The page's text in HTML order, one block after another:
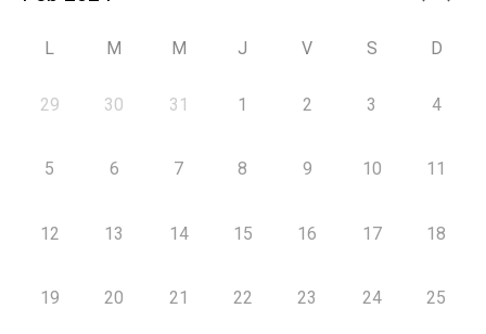
L M M J V S D
29 30 31 1 2 3 4
5 6 7 8 9 10 11
12 13 14 15 16 17 18
19 20 21 22 23 24 25